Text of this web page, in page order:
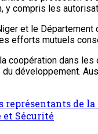
y compris les
et le
efforts mutuels
coopération dans
développement.
représentants de
et Sécurité